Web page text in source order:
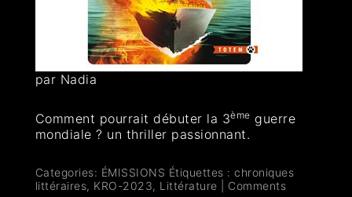
par Nadia
Comment pourrait débuter la 3ème guerre
mondiale ? un thriller passionnant.
Categories: ÉMISSIONS Étiquettes :chroniques
littéraires, KRO-2023, Littérature Comments